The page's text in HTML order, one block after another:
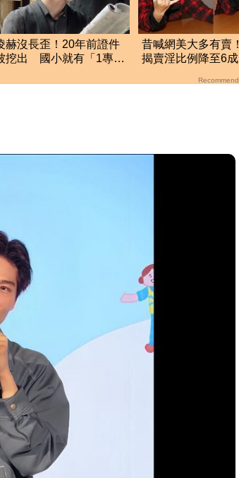
赫沒長歪！20年前證件
挖出 國小就有「1專業
昔喊網美大多有賣
揭賣淫比例降至6